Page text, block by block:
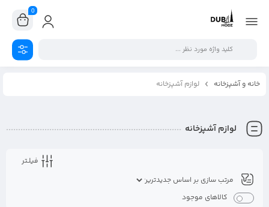
0
خانه و آشپزخانه لوازم آشپزخانه
لوازم آشپزخانه
فیلـتر
کالاهای موجود